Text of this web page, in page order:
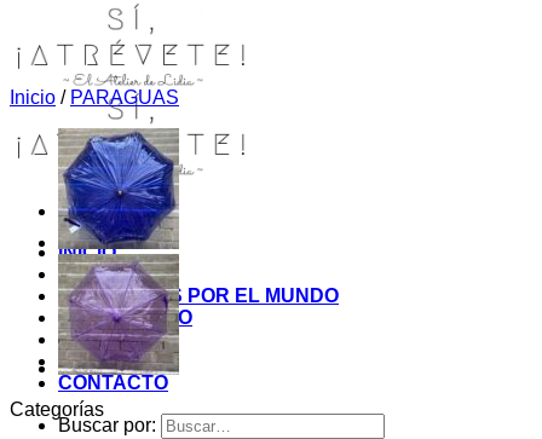
INICIO
TIENDA
MIS COSITAS POR EL MUNDO
EL COMIENZO
BLOG
PAGOS
CONTACTO
Buscar por:
Inicio / PARAGUAS
Categorías